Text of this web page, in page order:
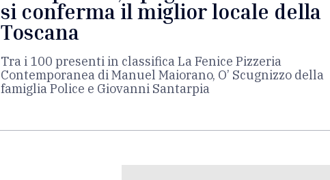
si conferma il miglior locale della
Toscana
Tra i 100 presenti in classifica La Fenice Pizzeria
Contemporanea di Manuel Maiorano, O’ Scugnizzo della
famiglia Police e Giovanni Santarpia